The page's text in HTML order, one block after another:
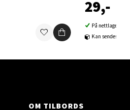
29,-
På nettlager
Kan sendes til
OM TILBORDS
6, 1400 Ski